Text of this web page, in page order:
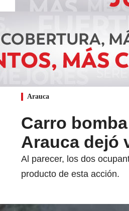
Arauca
Carro
Arauca dejó
Al parecer, los dos
producto de esta acción.